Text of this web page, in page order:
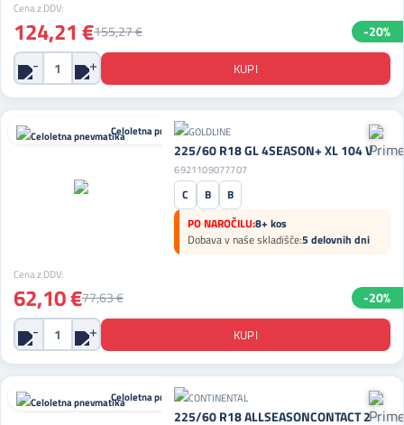
Cena z DDV:
124,21 €155,27 € -20%
Celoletna pnevmatika
225/60 R18 GL 4SEASON+ XL 104 V
6921109077707
C B
B
PO NAROČILU:8+ kos
Dobava v naše skladišče:5 delovnih dni
Cena z DDV:
62,10 €77,63 € -20%
Celoletna pnevmatika
225/60 R18 ALLSEASONCONTACT 2